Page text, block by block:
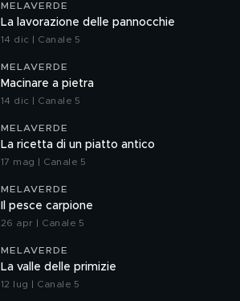
MELAVERDE
La lavorazione delle pannocchie
14 dic | Canale 5
MELAVERDE
Macinare a pietra
14 dic | Canale 5
MELAVERDE
La ricetta di un piatto antico
17 mag | Canale 5
MELAVERDE
Il pesce carpione
26 apr | Canale 5
MELAVERDE
La valle delle primizie
12 lug | Canale 5